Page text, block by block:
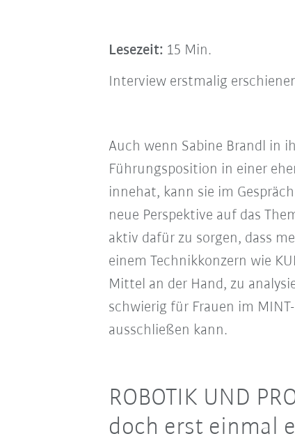
Lesezeit: 15 Min.
Interview erstmalig
Auch wenn Sabine Brandl in
Führungsposition in einer
innehat, kann sie im
neue Perspektive auf das
aktiv dafür zu sorgen, dass
einem Technikkonzern wie
Mittel an der Hand, zu
schwierig für Frauen im
ausschließen kann.
ROBOTIK UND
doch erst einmal